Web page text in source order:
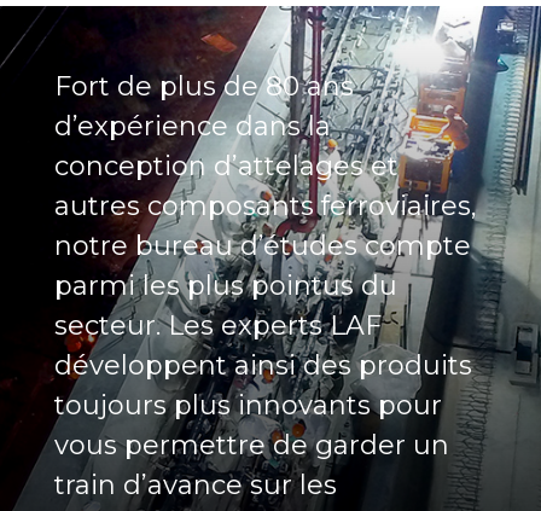
Fort de plus de 80 ans
d’expérience dans la
conception d’attelages et
autres composants ferroviaires,
notre bureau d’études compte
parmi les plus pointus du
secteur. Les experts LAF
développent ainsi des produits
toujours plus innovants pour
vous permettre de garder un
train d’avance sur les